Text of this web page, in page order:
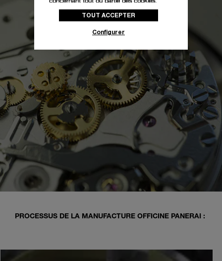
PROCESSUS DE LA MANUFACTURE OFFICINE PANERAI :
cliquez sur « Configurer » ou consultez notre
politique des cookiespour obtenir plus
donnez votre consentement pour l’utilisation
des cookies susmentionnés
En cliquant sur « Tout refuser », vous
donnez votre consentement uniquement
pour l’utilisation des cookies techniques.
TOUT ACCEPTER
Configurer